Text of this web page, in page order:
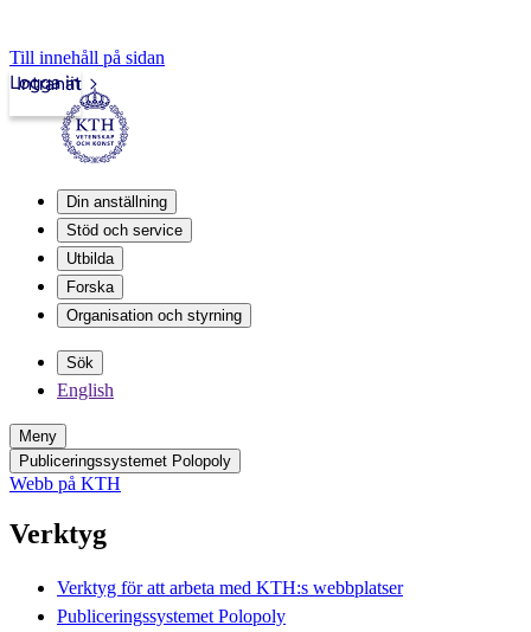
Till innehåll på sidan
Intranät
Logga in
Din anställning
Stöd och service
Utbilda
Forska
Organisation och styrning
Sök
English
Meny
Publiceringssystemet Polopoly
Webb på KTH
Verktyg
Verktyg för att arbeta med KTH:s webbplatser
Publiceringssystemet Polopoly